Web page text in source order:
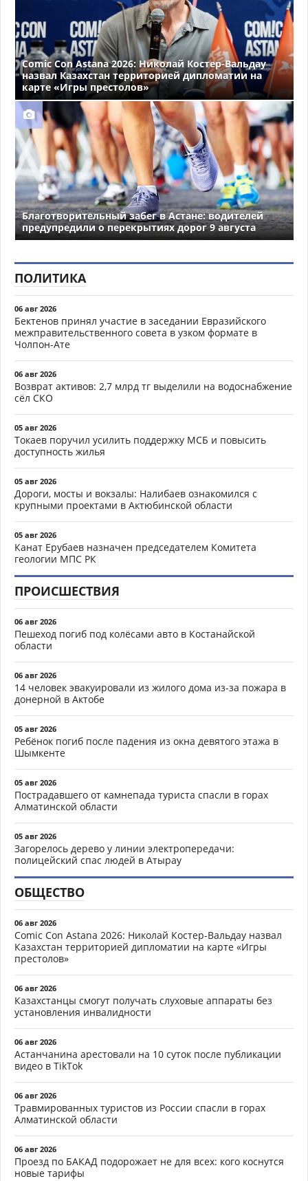
Comic Con Astana 2026: Николай Костер-Вальдау
назвал Казахстан территорией дипломатии на
карте «Игры престолов»
Благотворительный забег в Астане: водителей
предупредили о перекрытиях дорог 9 августа
ПОЛИТИКА
06 авг 2026
Бектенов принял участие в заседании Евразийского
межправительственного совета в узком формате в
Чолпон-Ате
06 авг 2026
Возврат активов: 2,7 млрд тг выделили на водоснабжение
сёл СКО
05 авг 2026
Токаев поручил усилить поддержку МСБ и повысить
доступность жилья
05 авг 2026
Дороги, мосты и вокзалы: Налибаев ознакомился с
крупными проектами в Актюбинской области
05 авг 2026
Канат Ерубаев назначен председателем Комитета
геологии МПС РК
ПРОИСШЕСТВИЯ
06 авг 2026
Пешеход погиб под колёсами авто в Костанайской
области
06 авг 2026
14 человек эвакуировали из жилого дома из-за пожара в
донерной в Актобе
05 авг 2026
Ребёнок погиб после падения из окна девятого этажа в
Шымкенте
05 авг 2026
Пострадавшего от камнепада туриста спасли в горах
Алматинской области
05 авг 2026
Загорелось дерево у линии электропередачи:
полицейский спас людей в Атырау
ОБЩЕСТВО
06 авг 2026
Comic Con Astana 2026: Николай Костер-Вальдау назвал
Казахстан территорией дипломатии на карте «Игры
престолов»
06 авг 2026
Казахстанцы смогут получать слуховые аппараты без
установления инвалидности
06 авг 2026
Астанчанина арестовали на 10 суток после публикации
видео в TikTok
06 авг 2026
Травмированных туристов из России спасли в горах
Алматинской области
06 авг 2026
Проезд по БАКАД подорожает не для всех: кого коснутся
новые тарифы